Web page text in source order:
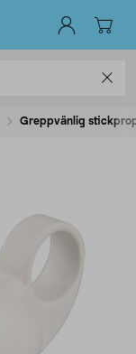
Greppvänlig